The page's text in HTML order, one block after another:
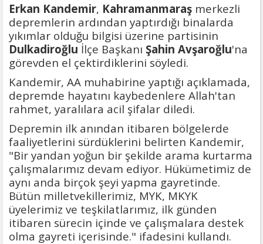
Erkan Kandemir, Kahramanmaraş merkezli
depremlerin ardından yaptırdığı binalarda
yıkımlar olduğu bilgisi üzerine partisinin
Dulkadiroğlu İlçe Başkanı Şahin Avşaroğlu'na
görevden el çektirdiklerini söyledi.
Kandemir, AA muhabirine yaptığı açıklamada,
depremde hayatını kaybedenlere Allah'tan
rahmet, yaralılara acil şifalar diledi.
Depremin ilk anından itibaren bölgelerde
faaliyetlerini sürdüklerini belirten Kandemir,
"Bir yandan yoğun bir şekilde arama kurtarma
çalışmalarımız devam ediyor. Hükümetimiz de
aynı anda birçok şeyi yapma gayretinde.
Bütün milletvekillerimiz, MYK, MKYK
üyelerimiz ve teşkilatlarımız, ilk günden
itibaren sürecin içinde ve çalışmalara destek
olma gayreti içerisinde." ifadesini kullandı.